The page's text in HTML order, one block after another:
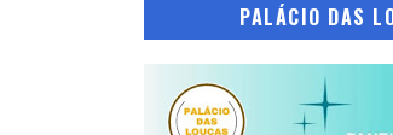
PALÁCIO DAS